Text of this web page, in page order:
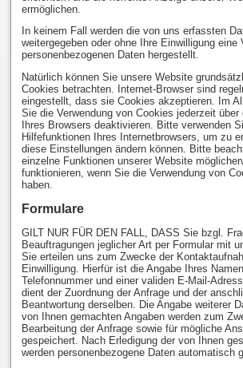
ermöglichen.
In keinem Fall werden die von uns erfassten
weitergegeben oder ohne Ihre Einwilligung eine
personenbezogenen Daten hergestellt.
Natürlich können Sie unsere Website
Cookies betrachten. Internet-Browser sind
eingestellt, dass sie Cookies akzeptieren. Im
Sie die Verwendung von Cookies jederzeit
Ihres Browsers deaktivieren. Bitte verwenden
Hilfefunktionen Ihres Internetbrowsers, um zu
diese Einstellungen ändern können. Bitte
einzelne Funktionen unserer Website
funktionieren, wenn Sie die Verwendung von
haben.
Formulare
GILT NUR FÜR DEN FALL, DASS Sie bzgl.
Beauftragungen jeglicher Art per Formular mit
Sie erteilen uns zum Zwecke der
Einwilligung. Hierfür ist die Angabe Ihres
Telefonnummer und einer validen E-Mail-
dient der Zuordnung der Anfrage und der
Beantwortung derselben. Die Angabe weiterer
von Ihnen gemachten Angaben werden zum
Bearbeitung der Anfrage sowie für mögliche
gespeichert. Nach Erledigung der von Ihnen
werden personenbezogene Daten automatisch